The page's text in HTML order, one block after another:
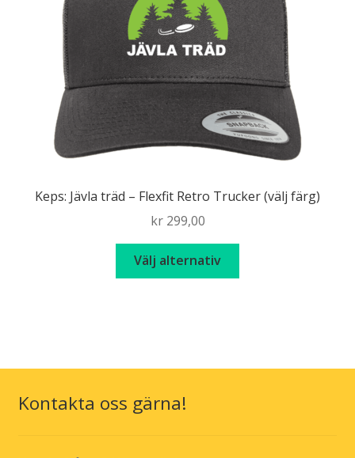
Keps: Jävla träd – Flexfit Retro Trucker (välj färg)
kr299,00
Välj alternativ
De
Kontakta oss gärna!